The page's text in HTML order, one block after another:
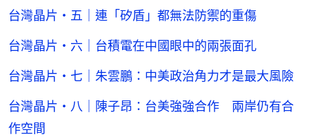
台灣晶片・五｜連「矽盾」都無法防禦的重傷
台灣晶片・六｜台積電在中國眼中的兩張面孔
台灣晶片・七｜朱雲鵬：中美政治角力才是最大風險
台灣晶片・八｜陳子昂：台美強強合作 兩岸仍有合
作空間